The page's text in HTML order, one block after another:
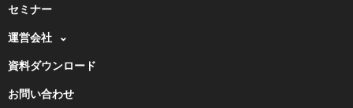
セミナー
運営会社
資料ダウンロード
お問い合わせ